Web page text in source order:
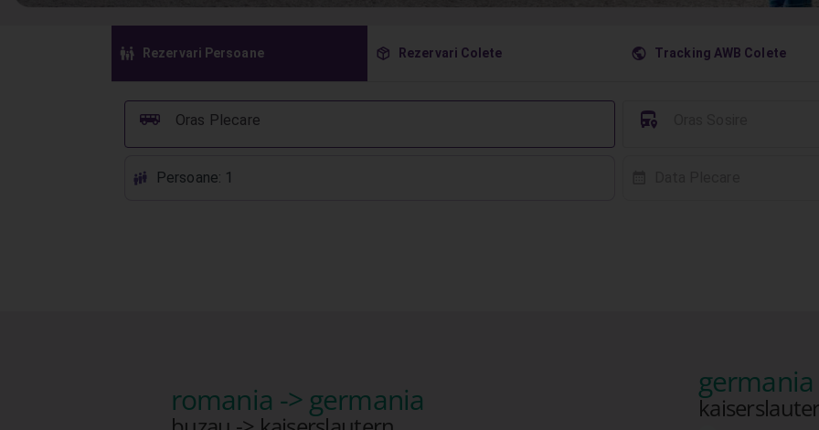
󱠣 Rezervari Persoane 󰏗 Rezervari Colete 󰇧 Tracking AWB Colete
Oras Plecare
󰞠 󱈒
󱕱 Persoane: 1
romania -> germania